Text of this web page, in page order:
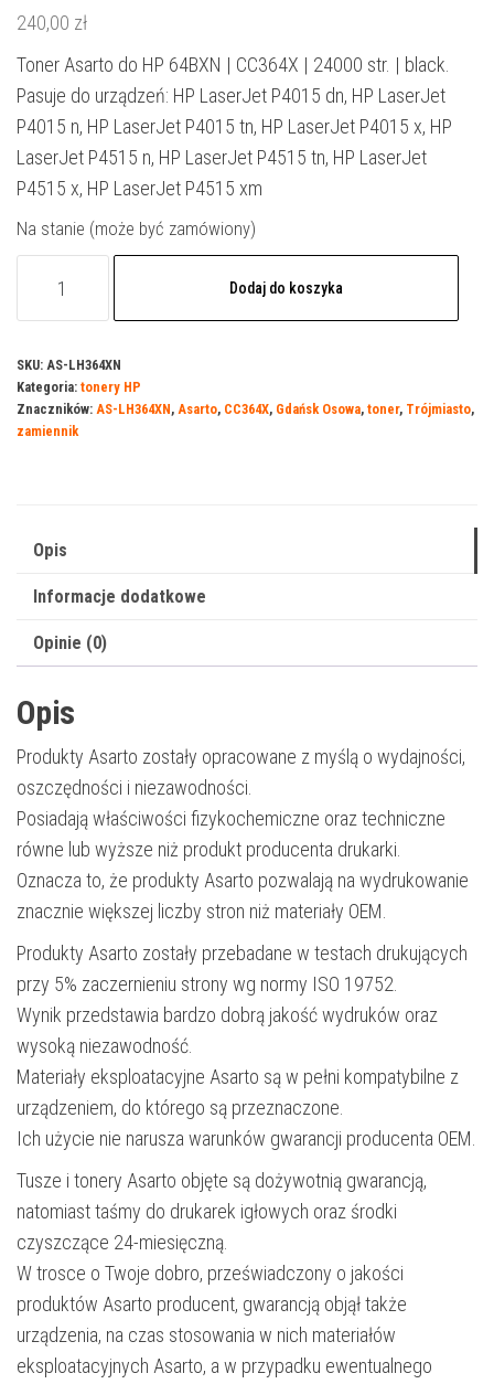
240,00 zł
Toner Asarto do HP 64BXN | CC364X | 24000 str. | black.
Pasuje do urządzeń: HP LaserJet P4015 dn, HP LaserJet
P4015 n, HP LaserJet P4015 tn, HP LaserJet P4015 x, HP
LaserJet P4515 n, HP LaserJet P4515 tn, HP LaserJet
P4515 x, HP LaserJet P4515 xm
Na stanie (może być zamówiony)
do
HP
64BXN
24000
black
Dodaj do koszyka
SKU: AS-LH364XN
Kategoria: tonery HP
Znaczników: AS-LH364XN, Asarto, CC364X, Gdańsk Osowa, toner, Trójmiasto,
zamiennik
Opis
Informacje dodatkowe
Opinie (0)
Opis
Produkty Asarto zostały opracowane z myślą o wydajności,
oszczędności i niezawodności.
Posiadają właściwości fizykochemiczne oraz techniczne
równe lub wyższe niż produkt producenta drukarki.
Oznacza to, że produkty Asarto pozwalają na wydrukowanie
znacznie większej liczby stron niż materiały OEM.
Produkty Asarto zostały przebadane w testach drukujących
przy 5% zaczernieniu strony wg normy ISO 19752.
Wynik przedstawia bardzo dobrą jakość wydruków oraz
wysoką niezawodność.
Materiały eksploatacyjne Asarto są w pełni kompatybilne z
urządzeniem, do którego są przeznaczone.
Ich użycie nie narusza warunków gwarancji producenta OEM.
Tusze i tonery Asarto objęte są dożywotnią gwarancją,
natomiast taśmy do drukarek igłowych oraz środki
czyszczące 24-miesięczną.
W trosce o Twoje dobro, przeświadczony o jakości
produktów Asarto producent, gwarancją objął także
urządzenia, na czas stosowania w nich materiałów
eksploatacyjnych Asarto, a w przypadku ewentualnego